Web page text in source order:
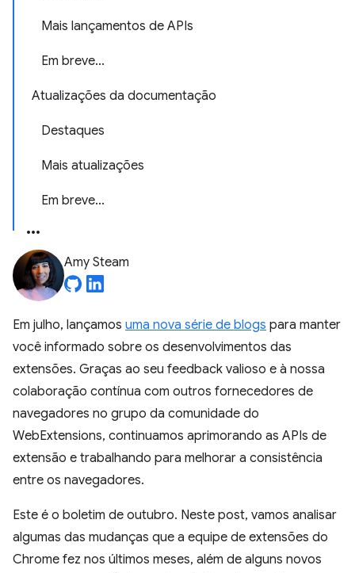
Mais lançamentos de APIs
Em breve...
Atualizações da documentação
Destaques
Mais atualizações
Em breve...
Amy Steam
Em julho, lançamos uma nova série de blogs para manter
você informado sobre os desenvolvimentos das
extensões. Graças ao seu feedback valioso e à nossa
colaboração contínua com outros fornecedores de
navegadores no grupo da comunidade do
WebExtensions, continuamos aprimorando as APIs de
extensão e trabalhando para melhorar a consistência
entre os navegadores.
Este é o boletim de outubro. Neste post, vamos analisar
algumas das mudanças que a equipe de extensões do
Chrome fez nos últimos meses, além de alguns novos